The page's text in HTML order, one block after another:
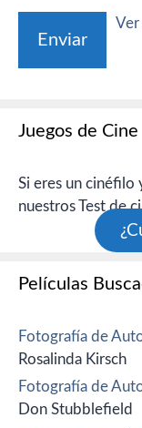
Ver
Juegos de Cine
Si eres un cinéfilo
nuestros Test de
Películas
Fotografía de
Rosalinda Kirsch
Fotografía de
Don Stubblefield